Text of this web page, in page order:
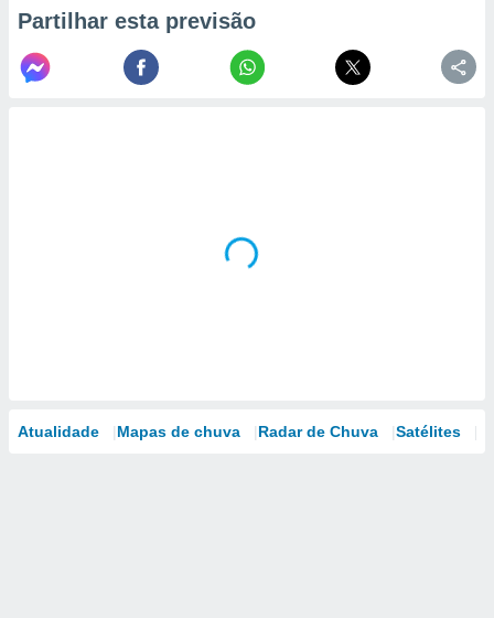
Partilhar esta previsão
Atualidade Mapas de chuva Radar de Chuva Satélites